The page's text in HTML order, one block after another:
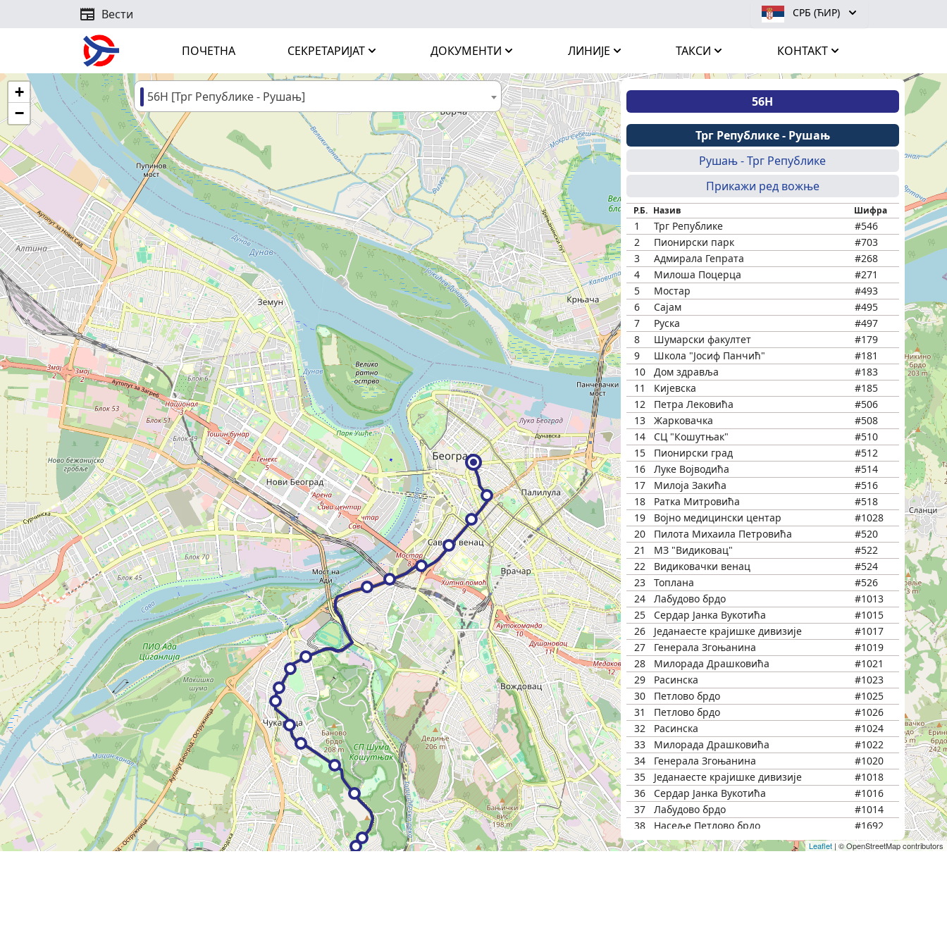
newspaper Вести СРБ (ЋИР)
ПОЧЕТНА СЕКРЕТАРИЈАТ ДОКУМЕНТИ ЛИНИЈЕ ТАКСИ КОНТАКТ
+
−
Leaflet | © OpenStreetMap contributors
56Н [Трг Републике - Рушањ] 56Н
Трг Републике - Рушањ
Рушањ - Трг Републике
Прикажи ред вожње
Р.Б. Назив Шифра
1 Трг Републике
#546
2
Пионирски парк
#703
3
Адмирала Гепрата
#268
4
Милоша Поцерца
#271
5
Мостар
#493
6
Сајам
#495
7
Руска
#497
8
Шумарски факултет
#179
9
Школа "Јосиф Панчић"
#181
10
Дом здравља
#183
11
Кијевска
#185
12
Петра Лековића
#506
13
Жарковачка
#508
14
СЦ "Кошутњак"
#510
15
Пионирски град
#512
16
Луке Војводића
#514
17
Милоја Закића
#516
18
Ратка Митровића
#518
19
Војно медицински центар
#1028
20
Пилота Михаила Петровића
#520
21
МЗ "Видиковац"
#522
22
Видиковачки венац
#524
23
Топлана
#526
24
Лабудово брдо
#1013
25
Сердар Јанка Вукотића
#1015
26
Једанаесте крајишке дивизије
#1017
27
Генерала Згоњанина
#1019
28
Милорада Драшковића
#1021
29
Расинска
#1023
30
Петлово брдо
#1025
31
Петлово брдо
#1026
32
Расинска
#1024
33
Милорада Драшковића
#1022
34
Генерала Згоњанина
#1020
35
Једанаесте крајишке дивизије
#1018
36
Сердар Јанка Вукотића
#1016
37
Лабудово брдо
#1014
38
Насеље Петлово брдо
#1692
39
Ново насеље /Рушањ/
#1697